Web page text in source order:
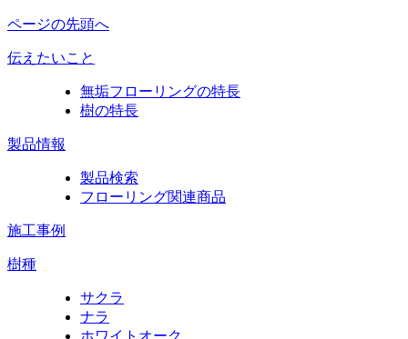
ページの先頭へ
伝えたいこと
無垢フローリングの特長
樹の特長
製品情報
製品検索
フローリング関連商品
施工事例
樹種
サクラ
ナラ